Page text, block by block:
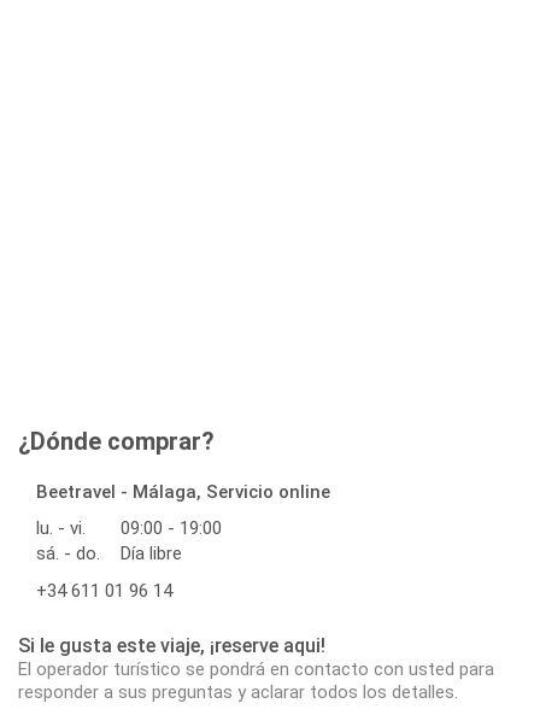
¿Dónde comprar?
Beetravel - Málaga, Servicio online
lu. - vi.
09:00 - 19:00
sá. - do.
Día libre
+34 611 01 96 14
Si le gusta este viaje, ¡reserve aqui!
El operador turístico se pondrá en contacto con usted para
responder a sus preguntas y aclarar todos los detalles.